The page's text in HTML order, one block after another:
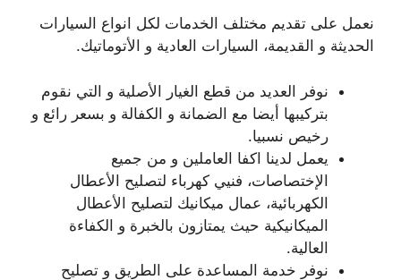
نعمل على تقديم مختلف الخدمات لكل انواع السيارات
الحديثة و القديمة، السيارات العادية و الأتوماتيك.
نوفر العديد من قطع الغيار الأصلية و التي نقوم
بتركيبها أيضا مع الضمانة و الكفالة و بسعر رائع و
رخيص نسبيا.
يعمل لدينا اكفا العاملين و من جميع
الإختصاصات، فنيي كهرباء لتصليح الأعطال
الكهربائية، عمال ميكانيك لتصليح الأعطال
الميكانيكية حيث يمتازون بالخبرة و الكفاءة
العالية.
نوفر خدمة المساعدة على الطريق و تصليح